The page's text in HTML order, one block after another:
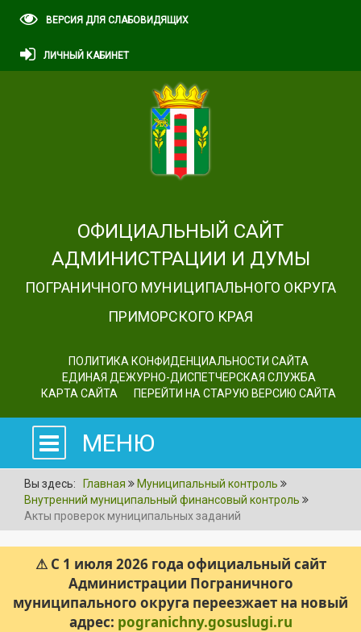
ВЕРСИЯ ДЛЯ СЛАБОВИДЯЩИХ
ЛИЧНЫЙ КАБИНЕТ
ОФИЦИАЛЬНЫЙ САЙТ
АДМИНИСТРАЦИИ И ДУМЫ
ПОГРАНИЧНОГО МУНИЦИПАЛЬНОГО ОКРУГА
ПРИМОРСКОГО КРАЯ
ПОЛИТИКА КОНФИДЕНЦИАЛЬНОСТИ САЙТА
ЕДИНАЯ ДЕЖУРНО-ДИСПЕТЧЕРСКАЯ СЛУЖБА
КАРТА САЙТА
ПЕРЕЙТИ НА СТАРУЮ ВЕРСИЮ САЙТА
МЕНЮ
Вы здесь: Главная
Муниципальный контроль
Внутренний муниципальный финансовый контроль
Акты проверок муниципальных заданий
⚠ С 1 июля 2026 года официальный сайт
Администрации Пограничного
муниципального округа переезжает на новый
адрес: pogranichny.gosuslugi.ru